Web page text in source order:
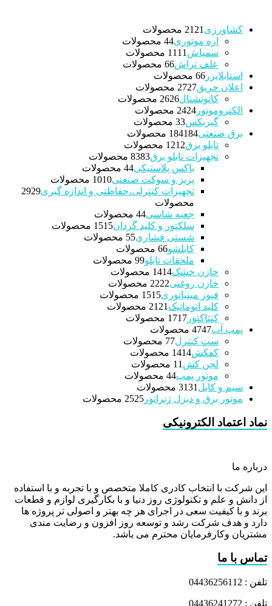
کشاورزی 21 21 محصولات
اره موتوری 44 محصولات
سمپاش
11 11 محصولات
علف تراش 66 محصولات
استابلایزر
66 محصولات
اعلان حریق
2727 محصولات
کانونشنال
2626 محصولات
الکتروموتور
2424 محصولات
گیربکس 33 محصولات
برق صنعتی
184184 محصولات
تابلو برق
1212 محصولات
تجهیزات تابلو برق
8383 محصولات
باکس پلاستیکی 44 محصولات
پریز و سوکت صنعتی
1010 محصولات
تجهیزات کنترلی،حفاظتی و اندازه گیری
2929
محصولات
جعبه شاسی 44 محصولات
سلکتور و کلید گردان
1515 محصولات
شستی فشاری 55 محصولات
کابلشو 66 محصولات
ملحقات تابلو 99 محصولات
خازن خشک
1414 محصولات
خازن روغنی
2222 محصولات
فیوز مینیاتوری
1515 محصولات
کلید اتوماتیک
21 21 محصولات
کنتاکتور
1717 محصولات
پمپ آب
4747 محصولات
ست کنترل 77 محصولات
کفکش
1414 محصولات
لجن کش
1 1 محصولات
موتور پمپ 44 محصولات
سیم و کابل
3131 محصولات
موتور برق و دیزل ژنراتور
2525 محصولات
نماد اعتماد الکترونیکی
درباره ما
این شرکت با انتخاب کادری کاملا متخصص و با تجربه و با استفاده
از دانش و علم و تکنولوژی روز دنیا و با بکارگیری لوازم و قطعات
برند و با کیفیت سعی در اجرای هر چه بهتر و اصولی تر پروژه ها
دارد و هدف شرکت رشد و توسعه روز افزون و رضایت مندی
مشتریان وکارفرمایان محترم می باشد.
تماس با ما
تلفن : 04436256112
تلفن : 04436241272